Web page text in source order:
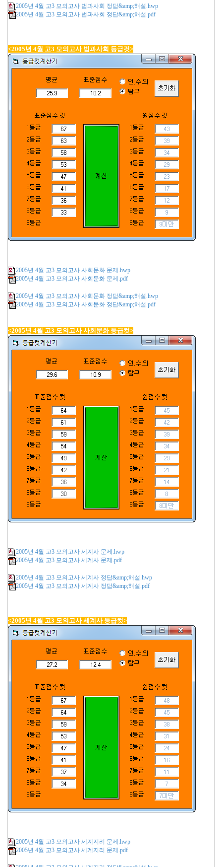
2005년 4월 고3 모의고사 법과사회 정답&amp;해설.hwp
2005년 4월 고3 모의고사 법과사회 정답&amp;해설.pdf
<2005년 4월 고3 모의고사 법과사회 등급컷>
2005년 4월 고3 모의고사 사회문화 문제.hwp
2005년 4월 고3 모의고사 사회문화 문제.pdf
2005년 4월 고3 모의고사 사회문화 정답&amp;해설.hwp
2005년 4월 고3 모의고사 사회문화 정답&amp;해설.pdf
<2005년 4월 고3 모의고사 사회문화 등급컷>
2005년 4월 고3 모의고사 세계사 문제.hwp
2005년 4월 고3 모의고사 세계사 문제.pdf
2005년 4월 고3 모의고사 세계사 정답&amp;해설.hwp
2005년 4월 고3 모의고사 세계사 정답&amp;해설.pdf
<2005년 4월 고3 모의고사 세계사 등급컷>
2005년 4월 고3 모의고사 세계지리 문제.hwp
2005년 4월 고3 모의고사 세계지리 문제.pdf